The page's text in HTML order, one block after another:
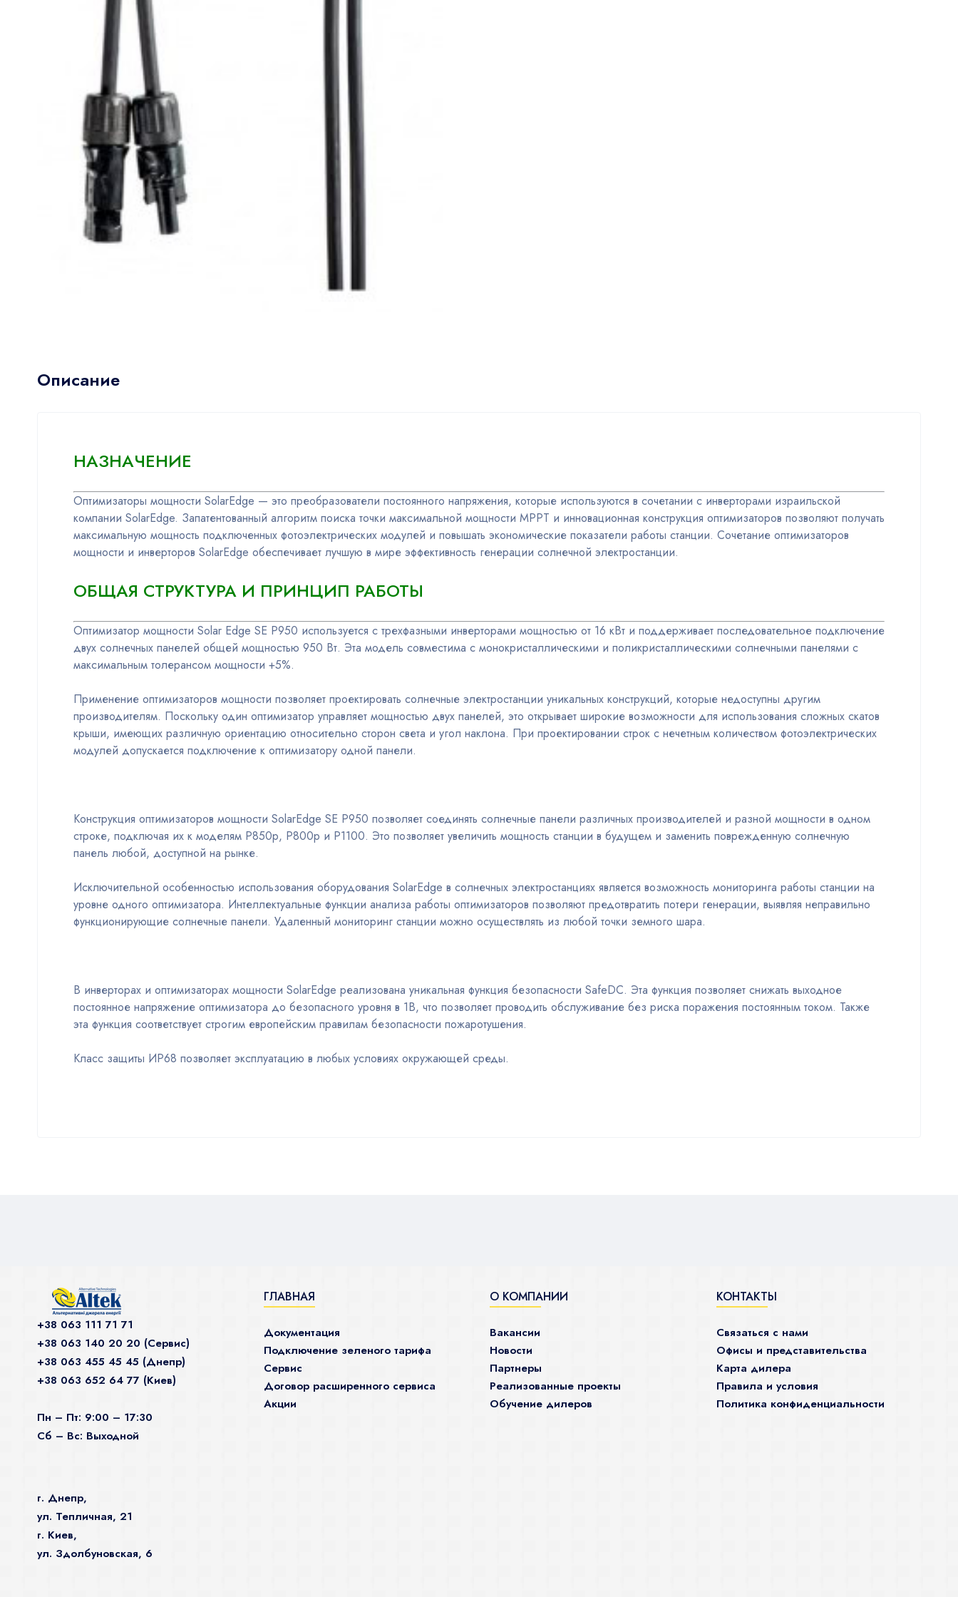
Описание
НАЗНАЧЕНИЕ
Оптимизаторы мощности SolarEdge — это преобразователи постоянного напряжения, которые используются в сочетании с инверторами израильской
компании SolarEdge. Запатентованный алгоритм поиска точки максимальной мощности МРРТ и инновационная конструкция оптимизаторов позволяют получать
максимальную мощность подключенных фотоэлектрических модулей и повышать экономические показатели работы станции. Сочетание оптимизаторов
мощности и инверторов SolarEdge обеспечивает лучшую в мире эффективность генерации солнечной электростанции.
ОБЩАЯ СТРУКТУРА И ПРИНЦИП РАБОТЫ
Оптимизатор мощности Solar Edge SE P950 используется с трехфазными инверторами мощностью от 16 кВт и поддерживает последовательное подключение
двух солнечных панелей общей мощностью 950 Вт. Эта модель совместима с монокристаллическими и поликристаллическими солнечными панелями с
максимальным толерансом мощности +5%.
Применение оптимизаторов мощности позволяет проектировать солнечные электростанции уникальных конструкций, которые недоступны другим
производителям. Поскольку один оптимизатор управляет мощностью двух панелей, это открывает широкие возможности для использования сложных скатов
крыши, имеющих различную ориентацию относительно сторон света и угол наклона. При проектировании строк с нечетным количеством фотоэлектрических
модулей допускается подключение к оптимизатору одной панели.
Конструкция оптимизаторов мощности SolarEdge SE P950 позволяет соединять солнечные панели различных производителей и разной мощности в одном
строке, подключая их к моделям P850р, Р800р и P1100. Это позволяет увеличить мощность станции в будущем и заменить поврежденную солнечную
панель любой, доступной на рынке.
Исключительной особенностью использования оборудования SolarEdge в солнечных электростанциях является возможность мониторинга работы станции на
уровне одного оптимизатора. Интеллектуальные функции анализа работы оптимизаторов позволяют предотвратить потери генерации, выявляя неправильно
функционирующие солнечные панели. Удаленный мониторинг станции можно осуществлять из любой точки земного шара.
В инверторах и оптимизаторах мощности SolarEdge реализована уникальная функция безопасности SafeDC. Эта функция позволяет снижать выходное
постоянное напряжение оптимизатора до безопасного уровня в 1В, что позволяет проводить обслуживание без риска поражения постоянным током. Также
эта функция соответствует строгим европейским правилам безопасности пожаротушения.
Класс защиты ИР68 позволяет эксплуатацию в любых условиях окружающей среды.
+38 063 111 71 71
+38 063 140 20 20 (Сервис)
+38 063 455 45 45 (Днепр)
+38 063 652 64 77 (Киев)
Пн – Пт: 9:00 – 17:30
Сб – Вс: Выходной
г. Днепр,
ул. Тепличная, 21
г. Киев,
ул. Здолбуновская, 6
ГЛАВНАЯ
Документация
Подключение зеленого тарифа
Сервис
Договор расширенного сервиса
Акции
О КОМПАНИИ
Вакансии
Новости
Партнеры
Реализованные проекты
Обучение дилеров
КОНТАКТЫ
Связаться с нами
Офисы и представительства
Карта дилера
Правила и условия
Политика конфиденциальности